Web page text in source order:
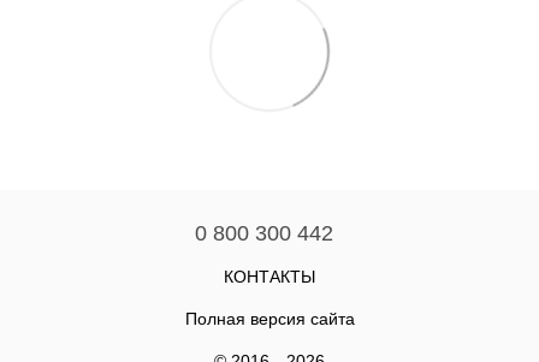
0 800 300 442
КОНТАКТЫ
Полная версия сайта